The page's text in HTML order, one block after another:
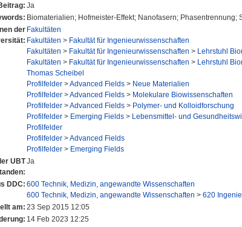
Ja
Biomaterialien; Hofmeister-Effekt; Nanofasern; Phasentrennung;
der Fakultäten
Fakultäten > Fakultät für Ingenieurwissenschaften
Fakultäten > Fakultät für Ingenieurwissenschaften > Lehrstuhl
Fakultäten > Fakultät für Ingenieurwissenschaften > Lehrstuhl
Thomas Scheibel
Profilfelder >Advanced Fields > Neue Materialien
Profilfelder >Advanced Fields > Molekulare Biowissenschaften
Profilfelder >Advanced Fields > Polymer- und Kolloidforschung
Profilfelder > Emerging Fields > Lebensmittel- und
Profilfelder
Profilfelder >Advanced Fields
Profilfelder > Emerging Fields
UBTJa
DDC: 600 Technik, Medizin, angewandte Wissenschaften
600 Technik, Medizin, angewandte Wissenschaften > 620
am: 23 Sep 2015 12:05
14 Feb 2023 12:25